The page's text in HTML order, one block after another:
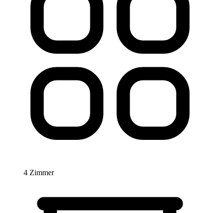
4 Zimmer